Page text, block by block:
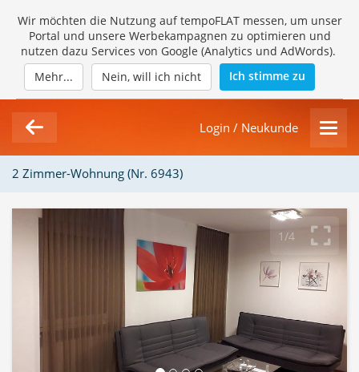
Wir möchten die Nutzung auf tempoFLAT messen, um unser
Portal und unsere Werbekampagnen zu optimieren und
nutzen dazu Services von Google (Analytics und AdWords).
Mehr...
Nein, will ich nicht Ich stimme zu
Login / Neukunde
2 Zimmer-Wohnung (Nr. 6943)
Loading Gallery...
1/4